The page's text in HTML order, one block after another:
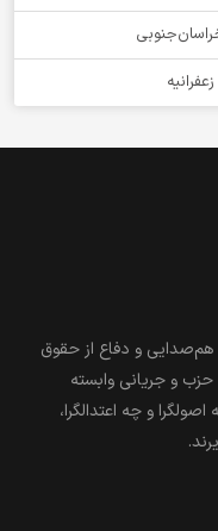
هم‌صدایی و دفاع از حقوق
و جریانی وابسته
و چه اعتدالگرا،